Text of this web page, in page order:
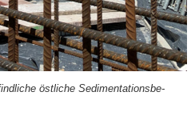
öst­li­che Sedi­men­ta­ti­ons­be­